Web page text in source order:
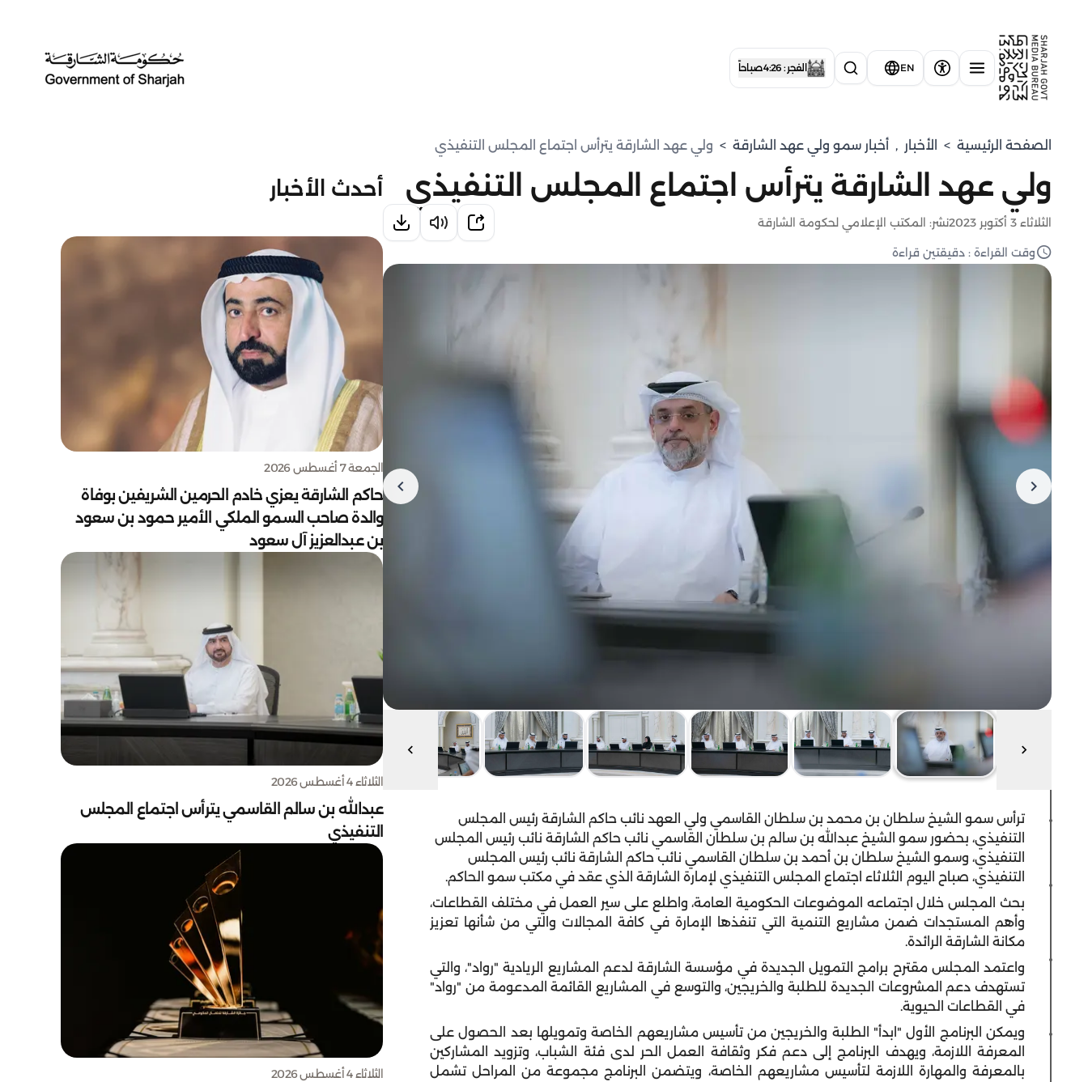
EN الفجر : 4:26 صباحاً
الصفحة الرئيسية > الأخبار , ⁠أخبار سمو ولي عهد الشارقة > ولي عهد الشارقة يترأس اجتماع المجلس التنفيذي
ولي عهد الشارقة يترأس اجتماع المجلس التنفيذي
الثلاثاء 3 أكتوبر 2023 نشر: المكتب الإعلامي لحكومة الشارقة
وقت القراءة : دقيقتين قراءة
ترأس سمو الشيخ سلطان بن محمد بن سلطان القاسمي ولي العهد نائب حاكم الشارقة رئيس المجلس
التنفيذي، بحضور سمو الشيخ عبدالله بن سالم بن سلطان القاسمي نائب حاكم الشارقة نائب رئيس المجلس
التنفيذي، وسمو الشيخ سلطان بن أحمد بن سلطان القاسمي نائب حاكم الشارقة نائب رئيس المجلس
التنفيذي، صباح اليوم الثلاثاء اجتماع المجلس التنفيذي لإمارة الشارقة الذي عقد في مكتب سمو الحاكم.
بحث المجلس خلال اجتماعه الموضوعات الحكومية العامة، واطلع على سير العمل في مختلف القطاعات،
وأهم المستجدات ضمن مشاريع التنمية التي تنفذها الإمارة في كافة المجالات والتي من شأنها تعزيز
مكانة الشارقة الرائدة.
واعتمد المجلس مقترح برامج التمويل الجديدة في مؤسسة الشارقة لدعم المشاريع الريادية "رواد"، والتي
تستهدف دعم المشروعات الجديدة للطلبة والخريجين، والتوسع في المشاريع القائمة المدعومة من "رواد"
في القطاعات الحيوية.
ويمكن البرنامج الأول "ابدأ" الطلبة والخريجين من تأسيس مشاريعهم الخاصة وتمويلها بعد الحصول على
المعرفة اللازمة، ويهدف البرنامج إلى دعم فكر وثقافة العمل الحر لدى فئة الشباب، وتزويد المشاركين
بالمعرفة والمهارة اللازمة لتأسيس مشاريعهم الخاصة، ويتضمن البرنامج مجموعة من المراحل تشمل
أحدث الأخبار
الجمعة 7 أغسطس 2026
حاكم الشارقة يعزي خادم الحرمين الشريفين بوفاة
والدة صاحب السمو الملكي الأمير حمود بن سعود
بن عبدالعزيز آل سعود
الثلاثاء 4 أغسطس 2026
عبدالله بن سالم القاسمي يترأس اجتماع المجلس
التنفيذي
الثلاثاء 4 أغسطس 2026